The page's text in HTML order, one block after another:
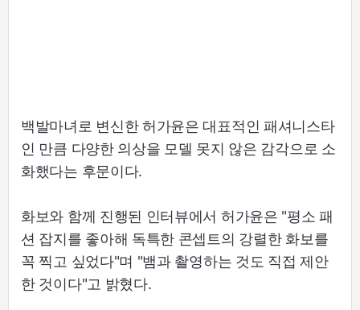
백발마녀로 변신한 허가윤은 대표적인 패셔니스타
인 만큼 다양한 의상을 모델 못지 않은 감각으로 소
화했다는 후문이다.
화보와 함께 진행된 인터뷰에서 허가윤은 "평소 패
션 잡지를 좋아해 독특한 콘셉트의 강렬한 화보를
꼭 찍고 싶었다"며 "뱀과 촬영하는 것도 직접 제안
한 것이다"고 밝혔다.